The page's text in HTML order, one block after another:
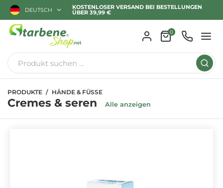
DEUTSCH KOSTENLOSER VERSAND BEI BESTELLUNGEN
ÜBER 39,99 €
0
PRODUKTE HÄNDE & FÜSSE
Cremes & seren Alle anzeigen